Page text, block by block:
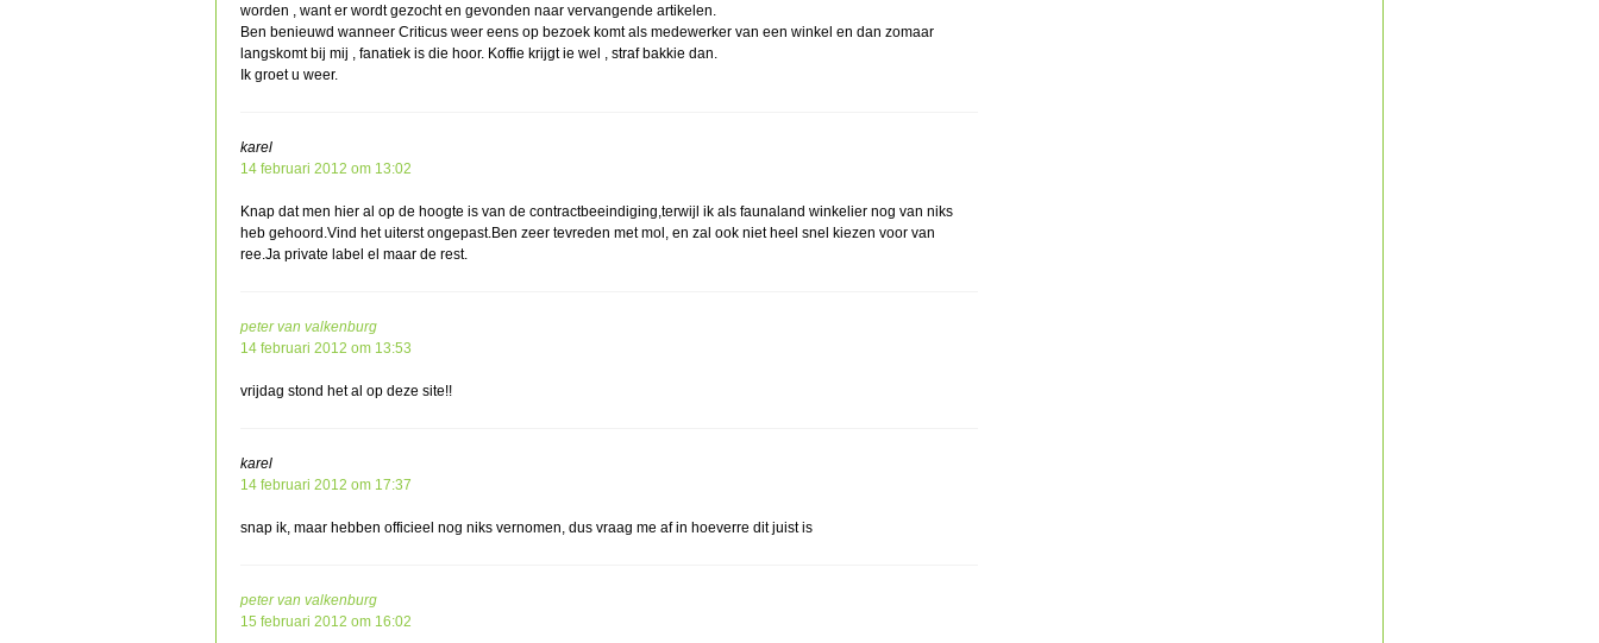
worden , want er wordt gezocht en gevonden naar vervangende artikelen.
Ben benieuwd wanneer Criticus weer eens op bezoek komt als medewerker van een winkel en dan zomaar
langskomt bij mij , fanatiek is die hoor. Koffie krijgt ie wel , straf bakkie dan.
Ik groet u weer.
karel
14 februari 2012 om 13:02
Knap dat men hier al op de hoogte is van de contractbeeindiging,terwijl ik als faunaland winkelier nog van niks
heb gehoord.Vind het uiterst ongepast.Ben zeer tevreden met mol, en zal ook niet heel snel kiezen voor van
ree.Ja private label el maar de rest.
peter van valkenburg
14 februari 2012 om 13:53
vrijdag stond het al op deze site!!
karel
14 februari 2012 om 17:37
snap ik, maar hebben officieel nog niks vernomen, dus vraag me af in hoeverre dit juist is
peter van valkenburg
15 februari 2012 om 16:02